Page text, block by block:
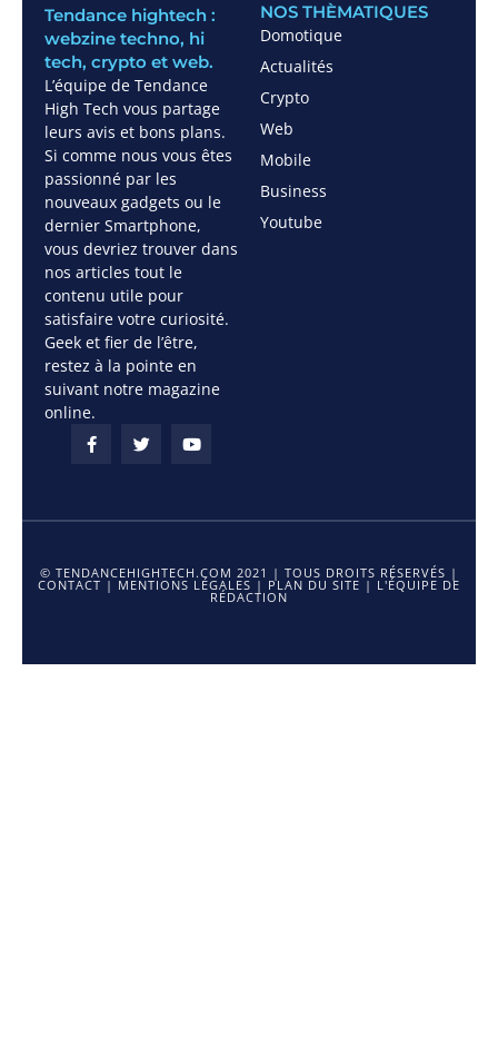
Tendance hightech :
webzine techno, hi
tech, crypto et web.
L’équipe de Tendance
High Tech vous partage
leurs avis et bons plans.
Si comme nous vous êtes
passionné par les
nouveaux gadgets ou le
dernier Smartphone,
vous devriez trouver dans
nos articles tout le
contenu utile pour
satisfaire votre curiosité.
Geek et fier de l’être,
restez à la pointe en
suivant notre magazine
online.
NOS THÈMATIQUES
Domotique
Actualités
Crypto
Web
Mobile
Business
Youtube
© TENDANCEHIGHTECH.COM 2021 | TOUS DROITS RÉSERVÉS |
CONTACT | MENTIONS LÉGALES | PLAN DU SITE | L'ÉQUIPE DE
RÉDACTION